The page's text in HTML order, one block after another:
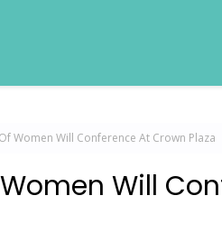
Women Will Conference At Crown Plaza
Will